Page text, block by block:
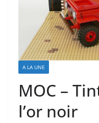
A LA UNE
MOC –
l’or noir